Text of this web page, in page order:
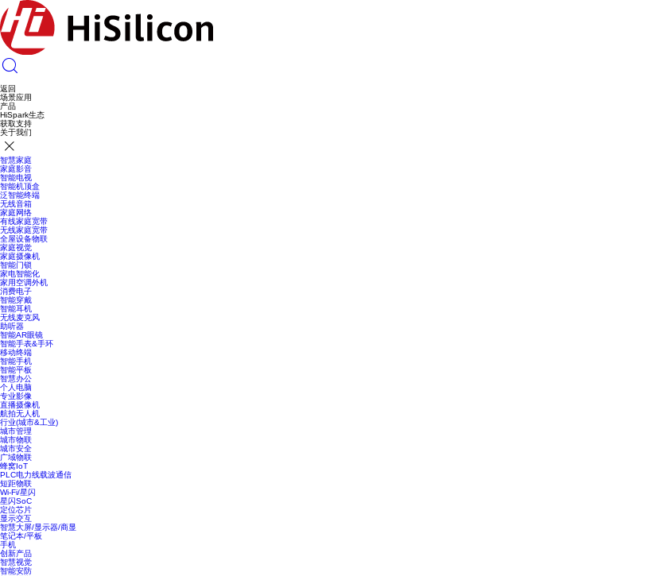
返回
场景应用
产品
HiSpark生态
获取支持
关于我们
智慧家庭
家庭影音
智能电视
智能机顶盒
泛智能终端
无线音箱
家庭网络
有线家庭宽带
无线家庭宽带
全屋设备物联
家庭视觉
家庭摄像机
智能门锁
家电智能化
家用空调外机
消费电子
智能穿戴
智能耳机
无线麦克风
助听器
智能AR眼镜
智能手表&手环
移动终端
智能手机
智能平板
智慧办公
个人电脑
专业影像
直播摄像机
航拍无人机
行业(城市&工业)
城市管理
城市物联
城市安全
广域物联
蜂窝IoT
PLC电力线载波通信
短距物联
Wi-Fi/星闪
星闪SoC
定位芯片
显示交互
智慧大屏/显示器/商显
笔记本/平板
手机
创新产品
智慧视觉
智能安防